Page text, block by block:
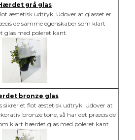
grå glas
æstetisk udtryk. Udover at glasset er
de samme egenskaber som klart
glas med poleret kant.
bronze glas
sikrer et flot æstetisk udtryk. Udover at
bronze tone, så har det præcis de
klart hærdet glas med poleret kant.